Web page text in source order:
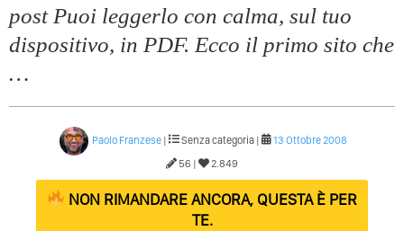
post Puoi leggerlo con calma, sul tuo
dispositivo, in PDF. Ecco il primo sito che
…
Paolo Franzese| Senza categoria |
13 Ottobre 2008
56 |
2.849
NON RIMANDARE ANCORA, QUESTA È PER
TE.